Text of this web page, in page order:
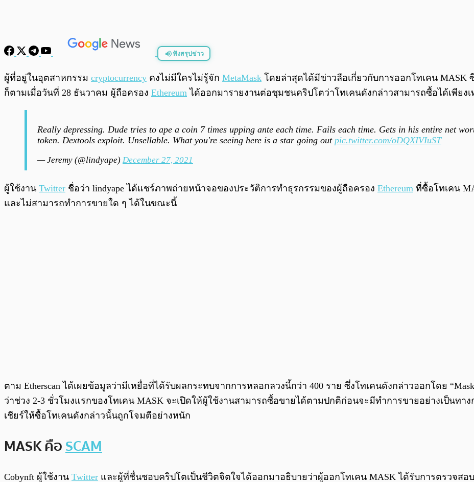
ฟังสรุปข่าว
พร้อมเล่น
ผู้ที่อยู่ในอุตสาหกรรม cryptocurrency คงไม่มีใครไม่รู้จัก MetaMask โดยล่าสุดได้มีข่าวลือเกี่ยวกับการออกโทเคน MASK
ก็ตามเมื่อวันที่ 28 ธันวาคม ผู้ถือครอง Ethereum ได้ออกมารายงานต่อชุมชนคริปโตว่าโทเคนดังกล่าวสามารถซื้อได้เพียง
Really depressing. Dude tries to ape a coin 7 times upping ante each time. Fails each time. Gets in his entire net
token. Dextools exploit. Unsellable. What you're seeing here is a star going out pic.twitter.com/oDQXIVIuST
— Jeremy (@lindyape) December 27, 2021
ผู้ใช้งาน Twitter ชื่อว่า lindyape ได้แชร์ภาพถ่ายหน้าจอของประวัติการทำธุรกรรมของผู้ถือครอง Ethereum ที่ซื้อโทเคน
และไม่สามารถทำการขายใด ๆ ได้ในขณะนี้
ตาม Etherscan ได้เผยข้อมูลว่ามีเหยื่อที่ได้รับผลกระทบจากการหลอกลวงนี้กว่า 400 ราย ซึ่งโทเคนดังกล่าวออกโดย
ว่าช่วง 2-3 ชั่วโมงแรกของโทเคน MASK จะเปิดให้ผู้ใช้งานสามารถซื้อขายได้ตามปกติก่อนจะมีทำการขายอย่างเป็นทา
เชียร์ให้ซื้อโทเคนดังกล่าวนั้นถูกโจมตีอย่างหนัก
MASK คือSCAM
Cobynft ผู้ใช้งาน Twitter และผู้ที่ชื่นชอบคริปโตเป็นชีวิตจิตใจได้ออกมาอธิบายว่าผู้ออกโทเคน MASK ได้รับการตรวจสอ